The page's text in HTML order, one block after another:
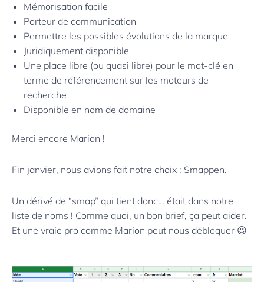
Mémorisation facile
Porteur de communication
Permettre les possibles évolutions de la marque
Juridiquement disponible
Une place libre (ou quasi libre) pour le mot-clé en
terme de référencement sur les moteurs de
recherche
Disponible en nom de domaine
Merci encore Marion !
Fin janvier, nous avions fait notre choix : Smappen.
Un dérivé de “smap” qui tient donc… était dans notre
liste de noms ! Comme quoi, un bon brief, ça peut aider.
Et une vraie pro comme Marion peut nous débloquer 😉